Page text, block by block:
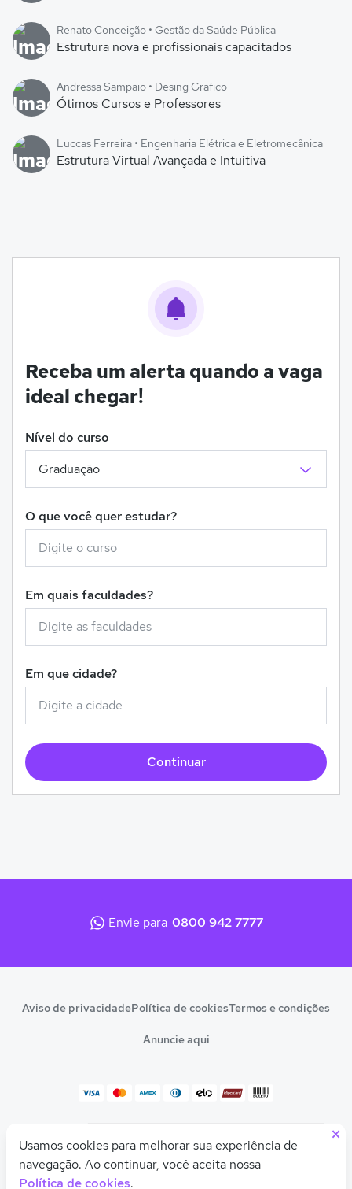
Olá! Quer uma ajudinha para descobrir seu
curso ou faculdade ideal?
Renato Conceição • Gestão da Saúde Pública
Estrutura nova e profissionais capacitados
Andressa Sampaio • Desing Grafico
Ótimos Cursos e Professores
Luccas Ferreira • Engenharia Elétrica e Eletromecânica
Estrutura Virtual Avançada e Intuitiva
Receba um alerta quando a vaga
ideal chegar!
Nível do curso
O que você quer estudar?
Em quais faculdades?
Em que cidade?
Continuar
Envie para 0800 942 7777
Aviso de privacidadePolítica de cookiesTermos e condições
Anuncie aqui
© 2026 Quero Educação
CNPJ 10.542.212/0001-54
×
Usamos cookies para melhorar sua experiência de
navegação. Ao continuar, você aceita nossa
Política de cookies.